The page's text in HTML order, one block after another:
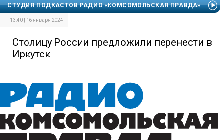
СТУДИЯ ПОДКАСТОВ РАДИО «КОМСОМОЛЬСКАЯ ПРАВДА»
13:40 | 16 января 2024
Столицу России предложили перенести в
Иркутск